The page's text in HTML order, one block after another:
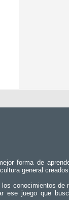
forma de
general
conocimientos de
ese juego que